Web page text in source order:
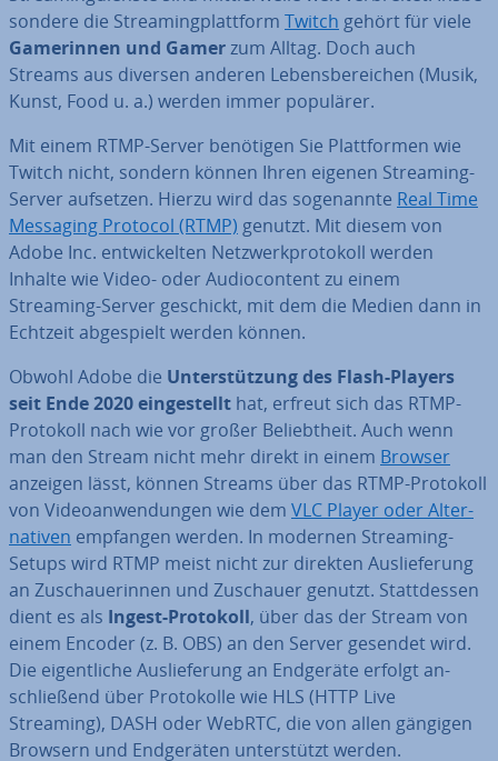
son­de­re die Strea­ming­platt­form Twitch gehört für viele
Ga­me­rin­nen und Gamerzum Alltag. Doch auch
Streams aus diversen anderen Le­bens­be­rei­chen (Musik,
Kunst, Food u. a.) werden immer populärer.
Mit einem RTMP-Server benötigen Sie Platt­for­men wie
Twitch nicht, sondern können Ihren eigenen Streaming-
Server aufsetzen. Hierzu wird das so­ge­nann­te Real Time
Messaging Protocol (RTMP) genutzt. Mit diesem von
Adobe Inc. ent­wi­ckel­ten Netz­werk­pro­to­koll werden
Inhalte wie Video- oder Au­dio­con­tent zu einem
Streaming-Server geschickt, mit dem die Medien dann in
Echtzeit ab­ge­spielt werden können.
Obwohl Adobe die Un­ter­stüt­zung des Flash-Players
seit Ende 2020 ein­ge­stellt hat, erfreut sich das RTMP-
Protokoll nach wie vor großer Be­liebt­heit. Auch wenn
man den Stream nicht mehr direkt in einem Browser
anzeigen lässt, können Streams über das RTMP-Protokoll
von Vi­deo­an­wen­dun­gen wie dem VLC Player oder Al­ter­
na­ti­ven empfangen werden. In modernen Streaming-
Setups wird RTMP meist nicht zur direkten Aus­lie­fe­rung
an Zu­schaue­rin­nen und Zuschauer genutzt. Statt­des­sen
dient es als Ingest-Protokoll, über das der Stream von
einem Encoder (z. B. OBS) an den Server gesendet wird.
Die ei­gent­li­che Aus­lie­fe­rung an Endgeräte erfolgt an­
schlie­ßend über Pro­to­kol­le wie HLS (HTTP Live
Streaming), DASH oder WebRTC, die von allen gängigen
Browsern und End­ge­rä­ten un­ter­stützt werden.